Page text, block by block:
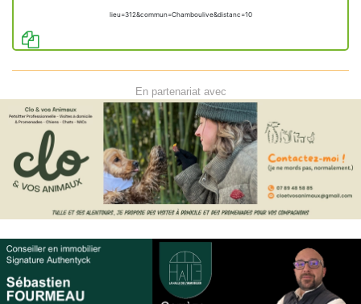
lieu=312&commun=Chamboulive&distanc=10
En partenariat avec